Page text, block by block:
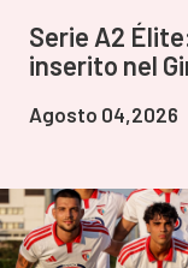
Serie A2
inserito nel
Agosto 04,2026